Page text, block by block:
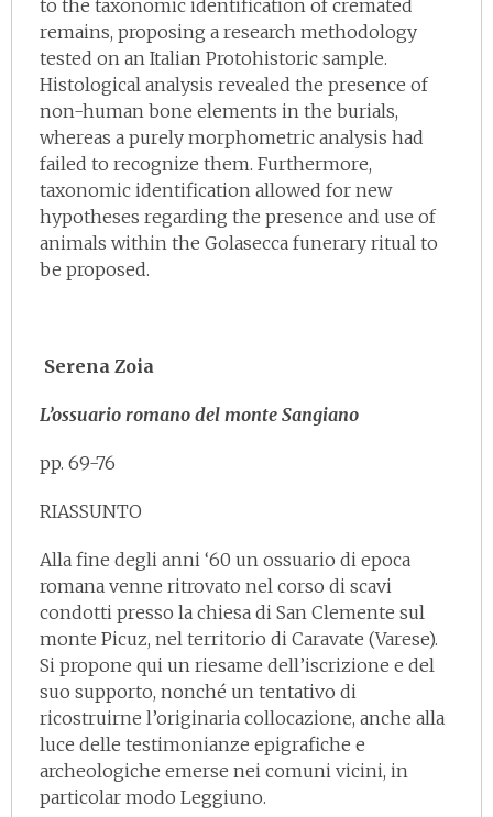
to the taxonomic identification of cremated
remains, proposing a research methodology
tested on an Italian Protohistoric sample.
Histological analysis revealed the presence of
non-human bone elements in the burials,
whereas a purely morphometric analysis had
failed to recognize them. Furthermore,
taxonomic identification allowed for new
hypotheses regarding the presence and use of
animals within the Golasecca funerary ritual to
be proposed.
Serena Zoia
L’ossuario romano del monte Sangiano
pp. 69-76
RIASSUNTO
Alla fine degli anni ‘60 un ossuario di epoca
romana venne ritrovato nel corso di scavi
condotti presso la chiesa di San Clemente sul
monte Picuz, nel territorio di Caravate (Varese).
Si propone qui un riesame dell’iscrizione e del
suo supporto, nonché un tentativo di
ricostruirne l’originaria collocazione, anche alla
luce delle testimonianze epigrafiche e
archeologiche emerse nei comuni vicini, in
particolar modo Leggiuno.